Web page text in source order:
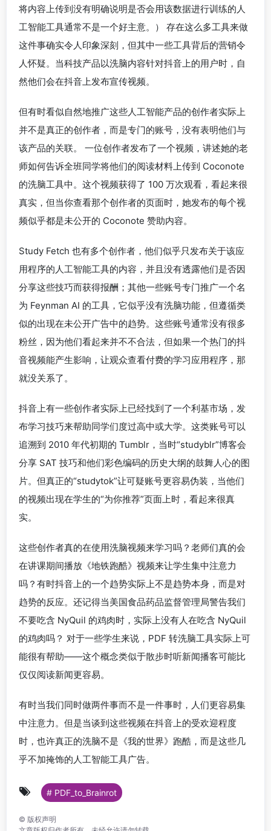
将内容上传到没有明确说明是否会用该数据进行训练的人
工智能工具通常不是一个好主意。） 存在这么多工具来做
这件事确实令人印象深刻，但其中一些工具背后的营销令
人怀疑。当科技产品以洗脑内容针对抖音上的用户时，自
然他们会在抖音上发布宣传视频。
但有时看似自然地推广这些人工智能产品的创作者实际上
并不是真正的创作者，而是专门的账号，没有表明他们与
该产品的关联。 一位创作者发布了一个视频，讲述她的老
师如何告诉全班同学将他们的阅读材料上传到 Coconote
的洗脑工具中。这个视频获得了 100 万次观看，看起来很
真实，但当你查看那个创作者的页面时，她发布的每个视
频似乎都是未公开的 Coconote 赞助内容。
Study Fetch 也有多个创作者，他们似乎只发布关于该应
用程序的人工智能工具的内容，并且没有透露他们是否因
分享这些技巧而获得报酬；其他一些账号专门推广一个名
为 Feynman AI 的工具，它似乎没有洗脑功能，但遵循类
似的出现在未公开广告中的趋势。这些账号通常没有很多
粉丝，因为他们看起来并不不合法，但如果一个热门的抖
音视频能产生影响，让观众查看付费的学习应用程序，那
就没关系了。
抖音上有一些创作者实际上已经找到了一个利基市场，发
布学习技巧来帮助同学们度过高中或大学。这类账号可以
追溯到 2010 年代初期的 Tumblr，当时“studyblr”博客会
分享 SAT 技巧和他们彩色编码的历史大纲的鼓舞人心的图
片。但真正的“studytok”让可疑账号更容易伪装，当他们
的视频出现在学生的“为你推荐”页面上时，看起来很真
实。
这些创作者真的在使用洗脑视频来学习吗？老师们真的会
在讲课期间播放《地铁跑酷》视频来让学生集中注意力
吗？有时抖音上的一个趋势实际上不是趋势本身，而是对
趋势的反应。还记得当美国食品药品监督管理局警告我们
不要吃含 NyQuil 的鸡肉时，实际上没有人在吃含 NyQuil
的鸡肉吗？ 对于一些学生来说，PDF 转洗脑工具实际上可
能很有帮助——这个概念类似于散步时听新闻播客可能比
仅仅阅读新闻更容易。
有时当我们同时做两件事而不是一件事时，人们更容易集
中注意力。但是当谈到这些视频在抖音上的受欢迎程度
时，也许真正的洗脑不是《我的世界》跑酷，而是这些几
乎不加掩饰的人工智能工具广告。
# PDF_to_Brainrot
© 版权声明